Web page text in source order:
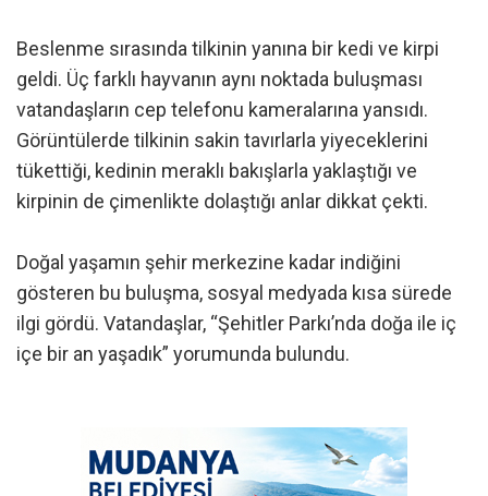
Beslenme sırasında tilkinin yanına bir kedi ve kirpi
geldi. Üç farklı hayvanın aynı noktada buluşması
vatandaşların cep telefonu kameralarına yansıdı.
Görüntülerde tilkinin sakin tavırlarla yiyeceklerini
tükettiği, kedinin meraklı bakışlarla yaklaştığı ve
kirpinin de çimenlikte dolaştığı anlar dikkat çekti.
Doğal yaşamın şehir merkezine kadar indiğini
gösteren bu buluşma, sosyal medyada kısa sürede
ilgi gördü. Vatandaşlar, “Şehitler Parkı’nda doğa ile iç
içe bir an yaşadık” yorumunda bulundu.